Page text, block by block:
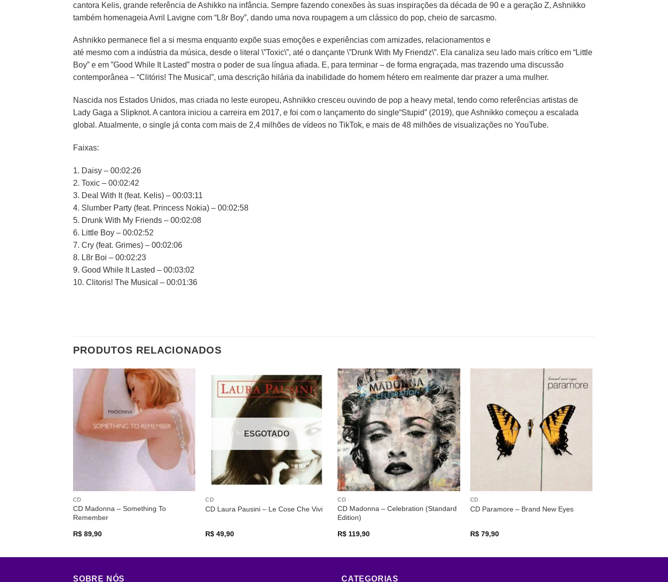
cantora Kelis, grande referência de Ashikko na infância. Sempre fazendo conexões às suas inspirações da década de 90 e a geração Z, Ashnikko
também homenageia Avril Lavigne com “L8r Boy”, dando uma nova roupagem a um clássico do pop, cheio de sarcasmo.
Ashnikko permanece fiel a si mesma enquanto expõe suas emoções e experiências com amizades, relacionamentos e
até mesmo com a indústria da música, desde o literal \”Toxic\”, até o dançante \”Drunk With My Friendz\”. Ela canaliza seu lado mais crítico em “Little
Boy” e em ”Good While It Lasted” mostra o poder de sua língua afiada. E, para terminar – de forma engraçada, mas trazendo uma discussão
contemporânea – “Clitóris! The Musical”, uma descrição hilária da inabilidade do homem hétero em realmente dar prazer a uma mulher.
Nascida nos Estados Unidos, mas criada no leste europeu, Ashnikko cresceu ouvindo de pop a heavy metal, tendo como referências artistas de
Lady Gaga a Slipknot. A cantora iniciou a carreira em 2017, e foi com o lançamento do single“Stupid” (2019), que Ashnikko começou a escalada
global. Atualmente, o single já conta com mais de 2,4 milhões de vídeos no TikTok, e mais de 48 milhões de visualizações no YouTube.
Faixas:
1. Daisy – 00:02:26
2. Toxic – 00:02:42
3. Deal With It (feat. Kelis) – 00:03:11
4. Slumber Party (feat. Princess Nokia) – 00:02:58
5. Drunk With My Friends – 00:02:08
6. Little Boy – 00:02:52
7. Cry (feat. Grimes) – 00:02:06
8. L8r Boi – 00:02:23
9. Good While It Lasted – 00:03:02
10. Clitoris! The Musical – 00:01:36
PRODUTOS RELACIONADOS
Adicionar
a lista de
desejos
CD
CD Madonna – Something To
Remember
R$89,90
Adicionar
a lista de
desejos
ESGOTADO
CD
CD Laura Pausini – Le Cose Che Vivi
R$ 49,90
Adicionar
a lista de
desejos
CD
CD Madonna – Celebration (Standard
Edition)
R$ 119,90
desejos
CD
CD Paramore – Brand New Eyes
R$79,90
SOBRE NÓS CATEGORIAS